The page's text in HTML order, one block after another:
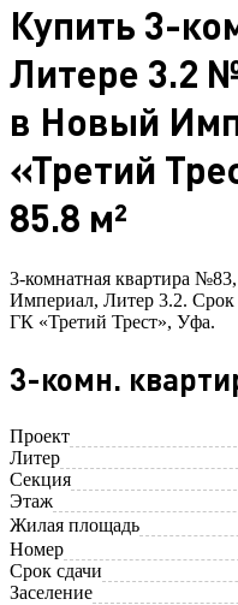
Купить 3-
Литере 3.2
в Новый
«Третий
85.8 м²
3-комнатная квартира
Империал, Литер 3.2. Срок
ГК «Третий Трест», Уфа.
3-комн.
Проект
Литер
Секция
Этаж
Жилая площадь
Номер
Срок сдачи
Заселение